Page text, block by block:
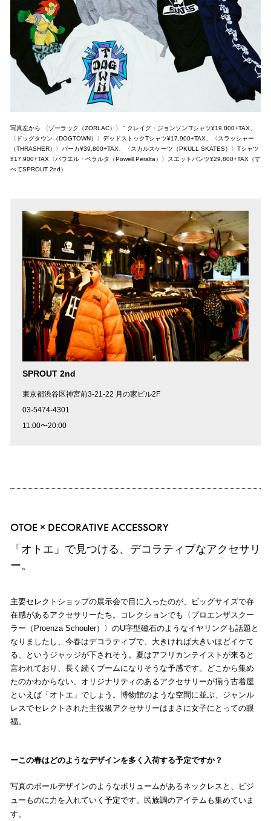
写真左から 〈ゾーラック（ZORLAC）〉 “ クレイグ・ジョンソン“Tシャツ¥19,800+TAX、
〈ドッグタウン（DOGTOWN）〉デッドストックTシャツ¥17,900+TAX、〈スラッシャー
（THRASHER）〉パーカ¥39,800+TAX、〈スカルスケーツ（PKULL SKATES）〉Tシャツ
¥17,900+TAX〈パウエル・ペラルタ（Powell Peralta）〉スエットパンツ¥29,800+TAX（す
べてSPROUT 2nd）
SPROUT 2nd
東京都渋谷区神宮前3-21-22 月の家ビル2F
03-5474-4301
11:00〜20:00
OTOE × DECORATIVE ACCESSORY
「オトエ」で見つける、デコラティブなアクセサリ
ー。
主要セレクトショップの展示会で目に入ったのが、ビッグサイズで存
在感があるアクセサリーたち。コレクションでも〈プロエンザスクー
ラー（Proenza Schouler）〉のU字型磁石のようなイヤリングも話題と
なりましたし、今春はデコラティブで、大きければ大きいほどイケて
る、というジャッジが下されそう。夏はアフリカンテイストが来ると
言われており、長く続くブームになりそうな予感です。どこから集め
たのかわからない、オリジナリティのあるアクセサリーが揃う古着屋
といえば「オトエ」でしょう。博物館のような空間に並ぶ、ジャンル
レスでセレクトされた主役級アクセサリーはまさに女子にとっての眼
福。
この春はどのようなデザインを多く入荷する予定ですか？
写真のボールデザインのようなボリュームがあるネックレスと、ビジ
ューものに力を入れていく予定です。民族調のアイテムも集めていま
す。